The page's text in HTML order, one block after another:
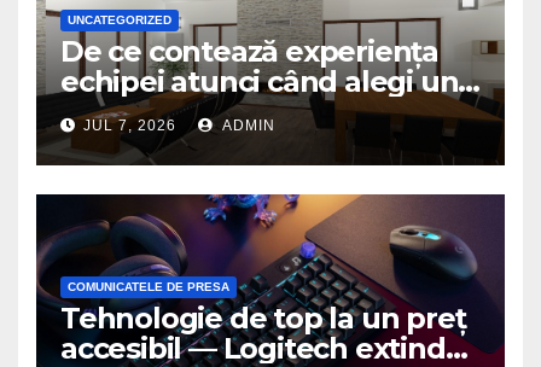
UNCATEGORIZED
De ce contează experiența
echipei atunci când alegi un
birou de arhitectură
JUL 7, 2026 ADMIN
COMUNICATELE DE PRESA
Tehnologie de top la un preț
accesibil — Logitech extinde